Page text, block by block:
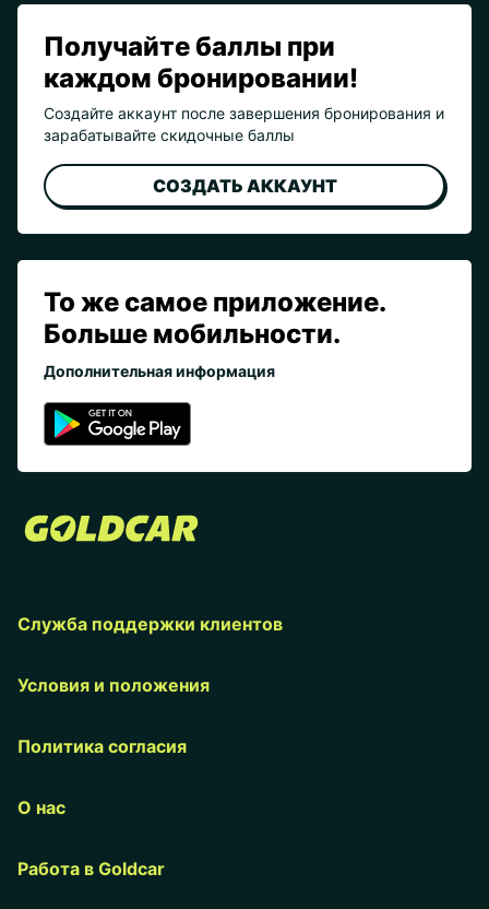
Получайте баллы при
каждом бронировании!
Создайте аккаунт после завершения бронирования и
зарабатывайте скидочные баллы
СОЗДАТЬ АККАУНТ
То же самое приложение.
Больше мобильности.
Дополнительная информация
Служба поддержки клиентов
Условия и положения
Политика согласия
О нас
Работа в Goldcar